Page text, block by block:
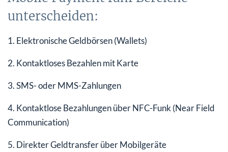
unterscheiden:
1. Elektronische Geldbörsen (Wallets)
2. Kontaktloses Bezahlen mit Karte
3. SMS- oder MMS-Zahlungen
4. Kontaktlose Bezahlungen über NFC-Funk (Near Field
Communication)
5. Direkter Geldtransfer über Mobilgeräte